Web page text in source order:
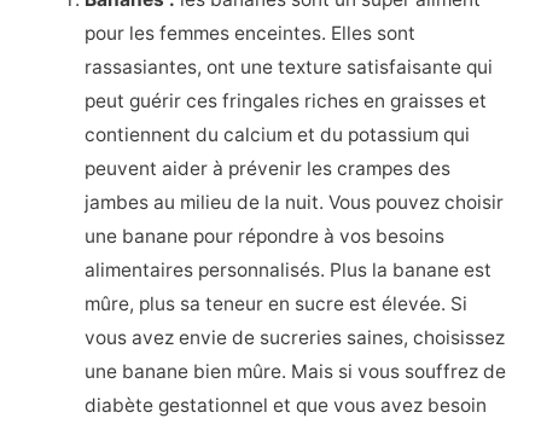
pour les femmes enceintes. Elles sont
rassasiantes, ont une texture satisfaisante qui
peut guérir ces fringales riches en graisses et
contiennent du calcium et du potassium qui
peuvent aider à prévenir les crampes des
jambes au milieu de la nuit. Vous pouvez choisir
une banane pour répondre à vos besoins
alimentaires personnalisés. Plus la banane est
mûre, plus sa teneur en sucre est élevée. Si
vous avez envie de sucreries saines, choisissez
une banane bien mûre. Mais si vous souffrez de
diabète gestationnel et que vous avez besoin